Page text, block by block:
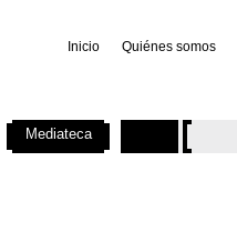
Inicio Quiénes somos
Mediateca